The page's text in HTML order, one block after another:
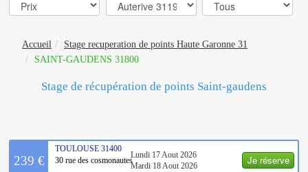
Accueil
Stage recuperation de points Haute Garonne 31
SAINT-GAUDENS 31800
Stage de récupération de points Saint-gaudens
Je réserve
239 €
TOULOUSE 31400
30 rue des cosmonautes
Lundi 17 Aout 2026
Mardi 18 Aout 2026